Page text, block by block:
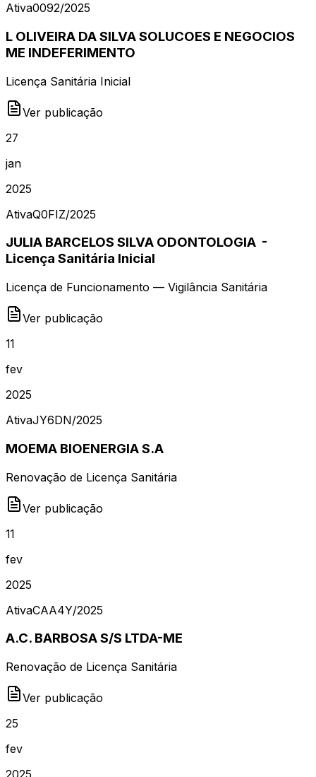
Ativa0092/2025
L OLIVEIRA DA SILVA SOLUCOES E NEGOCIOS
ME INDEFERIMENTO
Licença Sanitária Inicial
Ver publicação
27
jan
2025
AtivaQ0FIZ/2025
JULIA BARCELOS SILVA ODONTOLOGIA -
Licença Sanitária Inicial
Licença de Funcionamento — Vigilância Sanitária
Ver publicação
11
fev
2025
AtivaJY6DN/2025
MOEMA BIOENERGIA S.A
Renovação de Licença Sanitária
Ver publicação
11
fev
2025
AtivaCAA4Y/2025
A.C. BARBOSA S/S LTDA-ME
Renovação de Licença Sanitária
Ver publicação
25
fev